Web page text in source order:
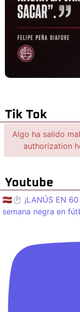
Tik Tok
Algo ha salido
authorization
Youtube
🇱🇻⏱️ ¡LANÚS EN 60
semana negra en